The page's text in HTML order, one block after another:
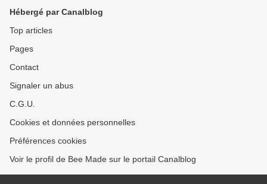
Hébergé par Canalblog
Top articles
Pages
Contact
Signaler un abus
C.G.U.
Cookies et données personnelles
Préférences cookies
Voir le profil de Bee Made sur le portail Canalblog